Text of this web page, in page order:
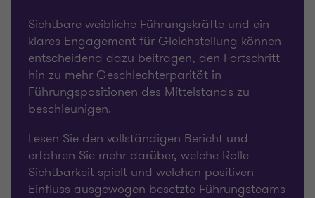
Sichtbare weibliche Führungskräfte und ein
klares Engagement für Gleichstellung können
entscheidend dazu beitragen, den Fortschritt
hin zu mehr Geschlechterparität in
Führungspositionen des Mittelstands zu
beschleunigen.
Lesen Sie den vollständigen Bericht und
erfahren Sie mehr darüber, welche Rolle
Sichtbarkeit spielt und welchen positiven
Einfluss ausgewogen besetzte Führungsteams